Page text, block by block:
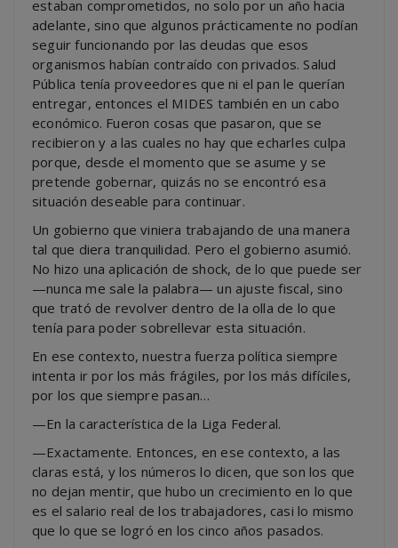
estaban comprometidos, no solo por un año hacia
adelante, sino que algunos prácticamente no podían
seguir funcionando por las deudas que esos
organismos habían contraído con privados. Salud
Pública tenía proveedores que ni el pan le querían
entregar, entonces el MIDES también en un cabo
económico. Fueron cosas que pasaron, que se
recibieron y a las cuales no hay que echarles culpa
porque, desde el momento que se asume y se
pretende gobernar, quizás no se encontró esa
situación deseable para continuar.
Un gobierno que viniera trabajando de una manera
tal que diera tranquilidad. Pero el gobierno asumió.
No hizo una aplicación de shock, de lo que puede ser
—nunca me sale la palabra— un ajuste fiscal, sino
que trató de revolver dentro de la olla de lo que
tenía para poder sobrellevar esta situación.
En ese contexto, nuestra fuerza política siempre
intenta ir por los más frágiles, por los más difíciles,
por los que siempre pasan…
—En la característica de la Liga Federal.
—Exactamente. Entonces, en ese contexto, a las
claras está, y los números lo dicen, que son los que
no dejan mentir, que hubo un crecimiento en lo que
es el salario real de los trabajadores, casi lo mismo
que lo que se logró en los cinco años pasados.